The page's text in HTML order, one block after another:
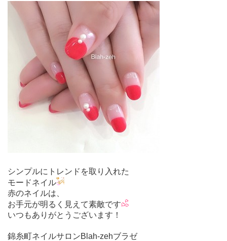
シンプルにトレンドを取り入れた
モードネイル
赤のネイルは、
お手元が明るく見えて素敵です
いつもありがとうございます！
錦糸町ネイルサロンBlah-zehブラゼ